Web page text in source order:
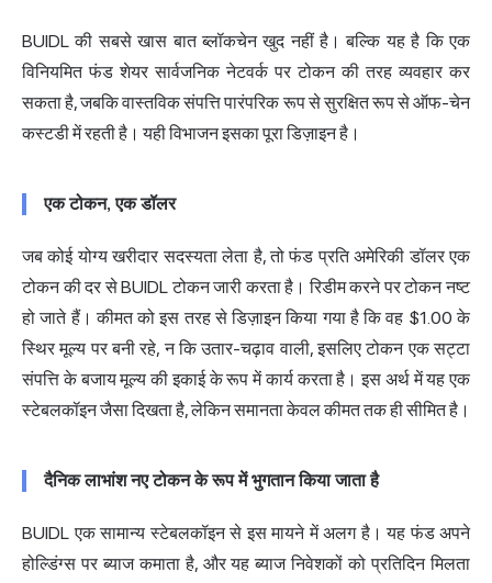
BUIDL की सबसे खास बात ब्लॉकचेन खुद नहीं है। बल्कि यह है कि एक
विनियमित फंड शेयर सार्वजनिक नेटवर्क पर टोकन की तरह व्यवहार कर
सकता है, जबकि वास्तविक संपत्ति पारंपरिक रूप से सुरक्षित रूप से ऑफ-चेन
कस्टडी में रहती है। यही विभाजन इसका पूरा डिज़ाइन है।
एक टोकन, एक डॉलर
जब कोई योग्य खरीदार सदस्यता लेता है, तो फंड प्रति अमेरिकी डॉलर एक
टोकन की दर से BUIDL टोकन जारी करता है। रिडीम करने पर टोकन नष्ट
हो जाते हैं। कीमत को इस तरह से डिज़ाइन किया गया है कि वह $1.00 के
स्थिर मूल्य पर बनी रहे, न कि उतार-चढ़ाव वाली, इसलिए टोकन एक सट्टा
संपत्ति के बजाय मूल्य की इकाई के रूप में कार्य करता है। इस अर्थ में यह एक
स्टेबलकॉइन जैसा दिखता है, लेकिन समानता केवल कीमत तक ही सीमित है।
दैनिक लाभांश नए टोकन के रूप में भुगतान किया जाता है
BUIDL एक सामान्य स्टेबलकॉइन से इस मायने में अलग है। यह फंड अपने
होल्डिंग्स पर ब्याज कमाता है, और यह ब्याज निवेशकों को प्रतिदिन मिलता